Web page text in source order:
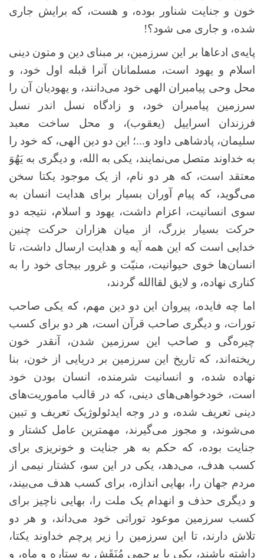
خون و جنایت شناور بوده، و هست، که برایش جاری
شده، و جاری می شود؟!
پایه‌ی ادعاها بر این سرزمین، بر مبنای دین و متون دینی
اسلام و یهود است، مسلمانان آنرا قبله اول خود، و
محل وحی پیامبران الهی خود می‌دانند، و یهودیان آن را
سرزمین پیامبران خود، و زادگاه نسل اندر نسل
فرزندان اسراییل (یعقوب)، و محل ساخت معبد
سلیمان، پادشاهی داود و...؛ این دو دین الهی، که خود را
به خداوند متصل می‌نمایند، یکی به الله، و دیگری به یَهُوَ
معتقد است، که هر دو نام، از یک موجود یکتا سخن
می‌گوید، که پیام آوران بسیار برای هدایت انسان به
سوی انسانیت، اعزام داشت، یهود و اسلام، نتیجه دو
حرکت بسیار بزرگ، از میان هزاران حرکت چنین
خدایی است که این همه آیه و هدایت ارسال داشت، تا
انسان‌ها خوی حیوانیت، منیّت و غرور بیجای خود را به
کناری نهاده، و لایق لقاالله گردند،
اما چه فایده، پیروان این دو دین مهم، که یکی صاحب
تورات، و دیگری صاحب قرآن است، هر دو برای کسب
چیره‌گی و صاحب این سرزمین شدن، آنقدر خون
ریخته‌اند، که تاریخ این سرزمین بر دریایی از خون، بنا
نهاده شده، و انسانیت شرمنده، انسان بودن خود
است، خودخواهی‌های دینی، که در قالب ماموریت‌های
دینی تعریف شده، و در وجه ایدئولوژیک تعریف و تبین
می‌شوند، و مجوز می‌گیرند، مهمترین عامل کشتار و
جنایت بوده، که حکم به هر جنایت و خونریزی برای
کسب هدف، می‌دهد، یکی در این سو، کشتار نیمی از
مردم جهان را، بهایی اندازه، برای کسب هدف می‌بیند،
و دیگری حذف و انهدام یک ملت را، بهایی ناچیز برای
کسب سرزمین موعود توراتی خود می‌داند، و هر دو
تلاش دارند، تا این سرزمین را زیر پرچم خداوند یکتا،
داشته باشند، یکی با پرچمی مُنَقَش به ستاره و ماه، و